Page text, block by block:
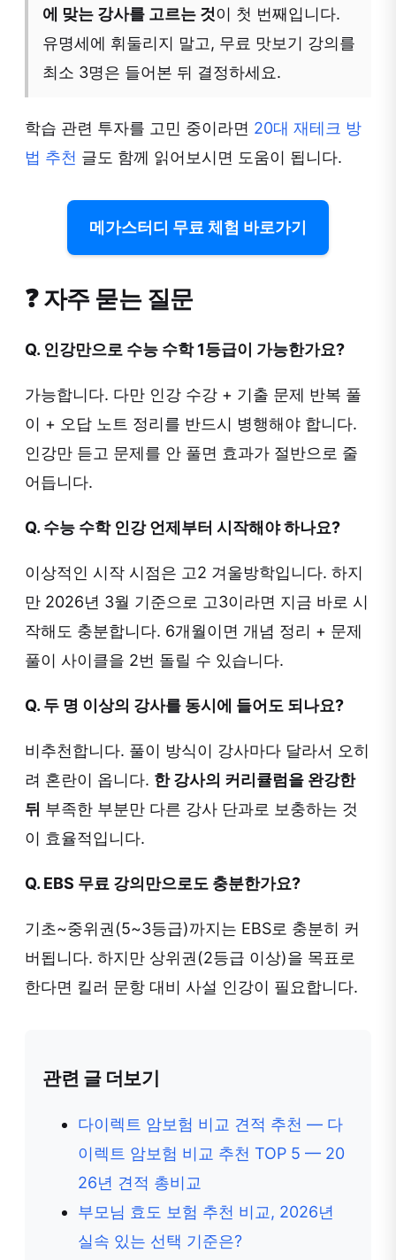
에 맞는 강사를 고르는 것이 첫 번째입니다.
유명세에 휘둘리지 말고, 무료 맛보기 강의를
최소 3명은 들어본 뒤 결정하세요.
학습 관련 투자를 고민 중이라면 20대 재테크 방
법 추천 글도 함께 읽어보시면 도움이 됩니다.
메가스터디 무료 체험 바로가기
❓ 자주 묻는 질문
Q. 인강만으로 수능 수학 1등급이 가능한가요?
가능합니다. 다만 인강 수강 + 기출 문제 반복 풀
이 + 오답 노트 정리를 반드시 병행해야 합니다.
인강만 듣고 문제를 안 풀면 효과가 절반으로 줄
어듭니다.
Q. 수능 수학 인강 언제부터 시작해야 하나요?
이상적인 시작 시점은 고2 겨울방학입니다. 하지
만 2026년 3월 기준으로 고3이라면 지금 바로 시
작해도 충분합니다. 6개월이면 개념 정리 + 문제
풀이 사이클을 2번 돌릴 수 있습니다.
Q. 두 명 이상의 강사를 동시에 들어도 되나요?
비추천합니다. 풀이 방식이 강사마다 달라서 오히
려 혼란이 옵니다. 한 강사의 커리큘럼을 완강한
뒤 부족한 부분만 다른 강사 단과로 보충하는 것
이 효율적입니다.
Q. EBS 무료 강의만으로도 충분한가요?
기초~중위권(5~3등급)까지는 EBS로 충분히 커
버됩니다. 하지만 상위권(2등급 이상)을 목표로
한다면 킬러 문항 대비 사설 인강이 필요합니다.
관련 글 더보기
다이렉트 암보험 비교 견적 추천 — 다
이렉트 암보험 비교 추천 TOP 5 — 20
26년 견적 총비교
부모님 효도 보험 추천 비교, 2026년
실속 있는 선택 기준은?